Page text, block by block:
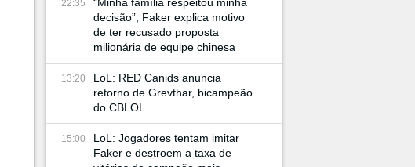
22:35
decisão”, Faker explica motivo
de ter recusado proposta
milionária de equipe chinesa
13:20
LoL: RED Canids anuncia
retorno de Grevthar, bicampeão
do CBLOL
15:00
LoL: Jogadores tentam imitar
Faker e destroem a taxa de